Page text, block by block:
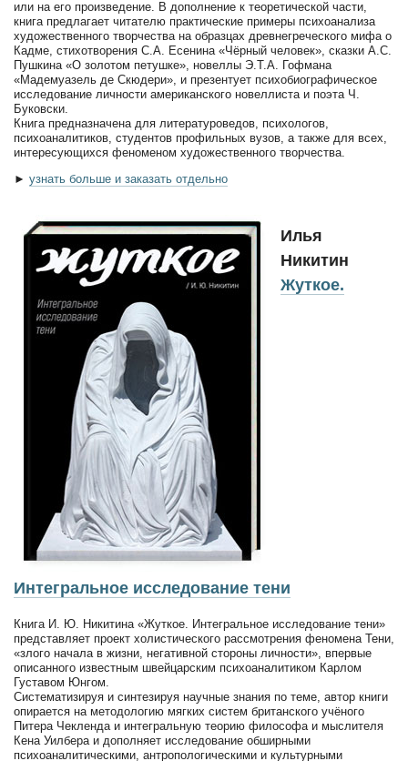
или на его произведение. В дополнение к теоретической части,
книга предлагает читателю практические примеры психоанализа
художественного творчества на образцах древнегреческого мифа о
Кадме, стихотворения С.А. Есенина «Чёрный человек», сказки А.С.
Пушкина «О золотом петушке», новеллы Э.Т.А. Гофмана
«Мадемуазель де Скюдери», и презентует психобиографическое
исследование личности американского новеллиста и поэта Ч.
Буковски.
Книга предназначена для литературоведов, психологов,
психоаналитиков, студентов профильных вузов, а также для всех,
интересующихся феноменом художественного творчества.
► узнать больше и заказать отдельно
Илья
Никитин
Жуткое.
Интегральное исследование тени
Книга И. Ю. Никитина «Жуткое. Интегральное исследование тени»
представляет проект холистического рассмотрения феномена Тени,
«злого начала в жизни, негативной стороны личности», впервые
описанного известным швейцарским психоаналитиком Карлом
Густавом Юнгом.
Систематизируя и синтезируя научные знания по теме, автор книги
опирается на методологию мягких систем британского учёного
Питера Чекленда и интегральную теорию философа и мыслителя
Кена Уилбера и дополняет исследование обширными
психоаналитическими, антропологическими и культурными